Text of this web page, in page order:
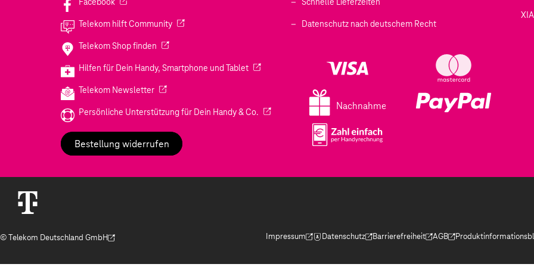
Telekom hilft Community(Wird in einem neuen Tab geöffnet)
Telekom Shop finden (Wird in einem neuen Tab geöffnet)
Hilfen für Dein Handy, Smartphone und Tablet(Wird in einem neuen Tab geöffnet)
Telekom Newsletter(Wird in einem neuen Tab geöffnet)
Persönliche Unterstützung für Dein Handy & Co. (Wird in einem neuen Tab geöffnet)
Bestellung widerrufen
Datenschutz nach deutschem Recht
Nachnahme
© Telekom Deutschland GmbH
(Der Link wird in einem neuen Tab geöffnet)
Impressum
(Der Link wird in einem neuen Tab geöffnet)
Datenschutz
(Der Link wird in einem neuen Tab geöffnet)
Barrierefreiheit
(Der Link wird in einem neuen Tab geöffnet)
AGB
(Der Link wird in einem
(Der Link wird in